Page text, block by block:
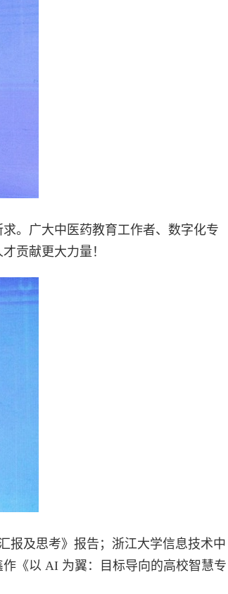
。广大中医药教育工作者、数字化专
贡献更大力量！
报及思考》报告；浙江大学信息技术中
《以 AI 为翼：目标导向的高校智慧专